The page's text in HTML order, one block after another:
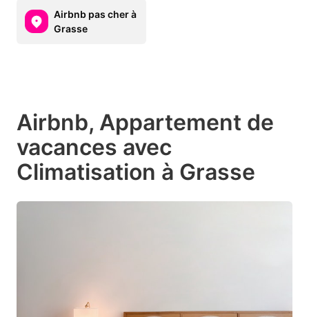
Airbnb pas cher à
Grasse
Airbnb, Appartement de
vacances avec
Climatisation à Grasse